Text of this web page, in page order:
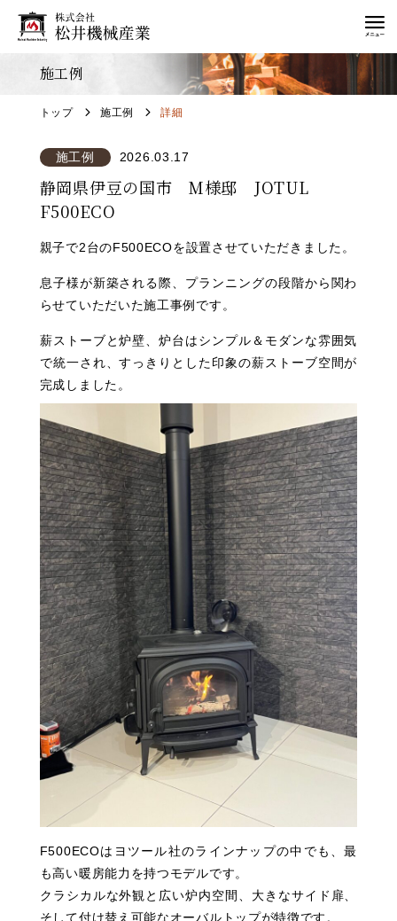
施工例
トップ 施工例 詳細
施工例 2026.03.17
静岡県伊豆の国市 M様邸 JOTUL
F500ECO
親子で2台のF500ECOを設置させていただきました。
息子様が新築される際、プランニングの段階から関わ
らせていただいた施工事例です。
薪ストーブと炉壁、炉台はシンプル＆モダンな雰囲気
で統一され、すっきりとした印象の薪ストーブ空間が
完成しました。
F500ECOはヨツール社のラインナップの中でも、最
も高い暖房能力を持つモデルです。
クラシカルな外観と広い炉内空間、大きなサイド扉、
そして付け替え可能なオーバルトップが特徴です。